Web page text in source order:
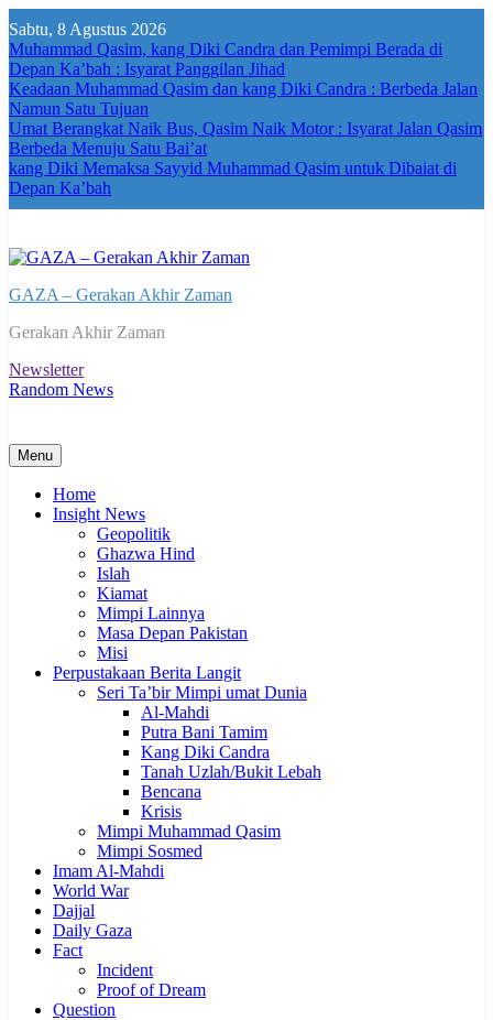
to
content
Sabtu, 8 Agustus 2026
Muhammad Qasim, kang Diki Candra dan Pemimpi Berada di
Depan Ka’bah : Isyarat Panggilan Jihad
Keadaan Muhammad Qasim dan kang Diki Candra : Berbeda Jalan
Namun Satu Tujuan
Umat Berangkat Naik Bus, Qasim Naik Motor : Isyarat Jalan Qasim
Berbeda Menuju Satu Bai’at
kang Diki Memaksa Sayyid Muhammad Qasim untuk Dibaiat di
Depan Ka’bah
GAZA – Gerakan Akhir Zaman
Gerakan Akhir Zaman
Newsletter
Random News
Menu
Home
Insight News
Geopolitik
Ghazwa Hind
Islah
Kiamat
Mimpi Lainnya
Masa Depan Pakistan
Misi
Perpustakaan Berita Langit
Seri Ta’bir Mimpi umat Dunia
Al-Mahdi
Putra Bani Tamim
Kang Diki Candra
Tanah Uzlah/Bukit Lebah
Bencana
Krisis
Mimpi Muhammad Qasim
Mimpi Sosmed
Imam Al-Mahdi
World War
Dajjal
Daily Gaza
Fact
Incident
Proof of Dream
Question